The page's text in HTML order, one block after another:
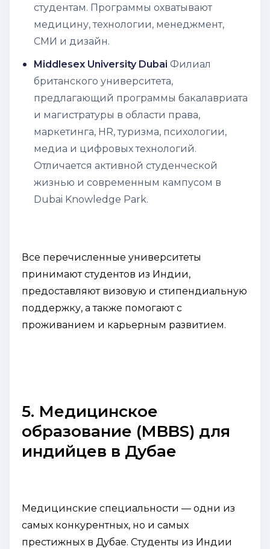
студентам. Программы охватывают
медицину, технологии, менеджмент,
СМИ и дизайн.
Middlesex University Dubai Филиал
британского университета,
предлагающий программы бакалавриата
и магистратуры в области права,
маркетинга, HR, туризма, психологии,
медиа и цифровых технологий.
Отличается активной студенческой
жизнью и современным кампусом в
Dubai Knowledge Park.
Все перечисленные университеты
принимают студентов из Индии,
предоставляют визовую и стипендиальную
поддержку, а также помогают с
проживанием и карьерным развитием.
5. Медицинское
образование (MBBS) для
индийцев в Дубае
Медицинские специальности — одни из
самых конкурентных, но и самых
престижных в Дубае. Студенты из Индии